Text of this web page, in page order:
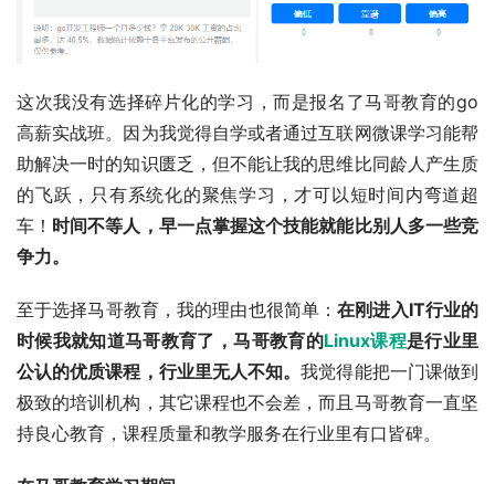
这次我没有选择碎片化的学习，而是报名了马哥教育的go
高薪实战班。因为我觉得自学或者通过互联网微课学习能帮
助解决一时的知识匮乏，但不能让我的思维比同龄人产生质
的飞跃，只有系统化的聚焦学习，才可以短时间内弯道超
车！ 时间不等人，早一点掌握这个技能就能比别人多一些竞
争力。
至于选择马哥教育，我的理由也很简单：在刚进入IT行业的
时候我就知道马哥教育了，马哥教育的Linux课程是行业里
公认的优质课程，行业里无人不知。我觉得能把一门课做到
极致的培训机构，其它课程也不会差，而且马哥教育一直坚
持良心教育，课程质量和教学服务在行业里有口皆碑。